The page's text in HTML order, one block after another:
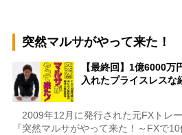
突然マルサがやって来た！
【最終回】1億6000
入れたプライスレス
2009年12月に発行された元FXトレ
『突然マルサがやって来た！～FXで